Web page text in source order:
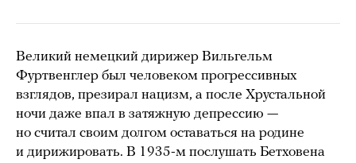
Великий немецкий дирижер Вильгельм
Фуртвенглер был человеком прогрессивных
взглядов, презирал нацизм, а после Хрустальной
ночи даже впал в затяжную депрессию —
но считал своим долгом оставаться на родине
и дирижировать. В 1935-м послушать Бетховена